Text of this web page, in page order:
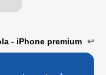
- iPhone premium ↩